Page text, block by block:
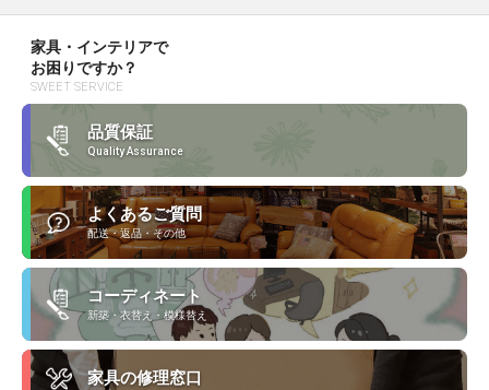
家具・インテリアで
お困りですか？
SWEET SERVICE
品質保証
Quality Assurance
よくあるご質問
配送・返品・その他
コーディネート
新築・衣替え・模様替え
家具の修理窓口